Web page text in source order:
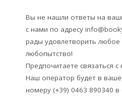
Вы не нашли ответы на
с нами по адресу
рады удовлетворить
любопытство!
Предпочитаете связаться
Наш оператор будет в
номеру (+39) 0463 890340